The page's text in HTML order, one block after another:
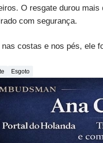
O resgate durou
com segurança.
costas e nos pés, ele
Esgoto